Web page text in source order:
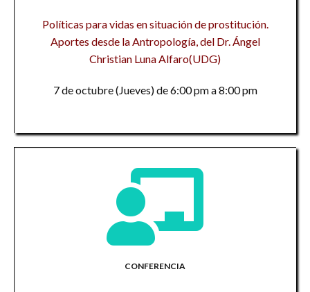
Políticas para vidas en situación de prostitución.
Aportes desde la Antropología, del Dr. Ángel
Christian Luna Alfaro(UDG)
7 de octubre (Jueves) de 6:00 pm a 8:00 pm
CONFERENCIA